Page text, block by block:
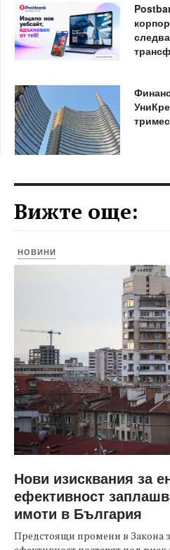
Вижте още:
НОВИНИ
Нови изисквания за
ефективност
имоти в България
Предстоящи промени в Закона